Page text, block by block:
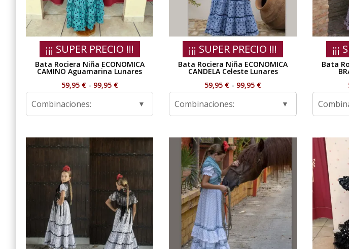
¡¡¡ SUPER PRECIO !!!
Bata Rociera Niña ECONOMICA
CAMINO Aguamarina Lunares
59,95 € - 99,95 €Rango
59,95 €
hasta
Combinaciones:
¡¡¡ SUPER PRECIO !!!
Bata Rociera Niña ECONOMICA
CANDELA Celeste Lunares
59,95 € - 99,95 €Rango
59,95 €
hasta
99,95 €
Combinaciones:
Bata